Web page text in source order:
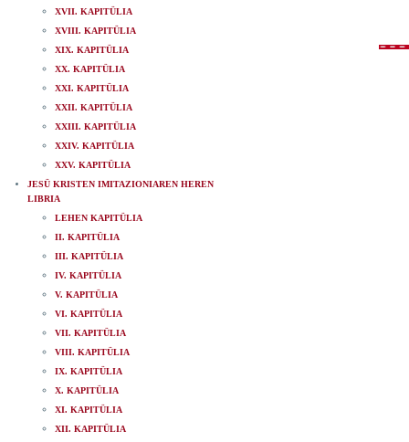
XVII. KAPITÜLIA
XVIII. KAPITÜLIA
XIX. KAPITÜLIA
XX. KAPITÜLIA
XXI. KAPITÜLIA
XXII. KAPITÜLIA
XXIII. KAPITÜLIA
XXIV. KAPITÜLIA
XXV. KAPITÜLIA
JESÜ KRISTEN IMITAZIONIAREN HEREN
LIBRIA
LEHEN KAPITÜLIA
II. KAPITÜLIA
III. KAPITÜLIA
IV. KAPITÜLIA
V. KAPITÜLIA
VI. KAPITÜLIA
VII. KAPITÜLIA
VIII. KAPITÜLIA
IX. KAPITÜLIA
X. KAPITÜLIA
XI. KAPITÜLIA
XII. KAPITÜLIA